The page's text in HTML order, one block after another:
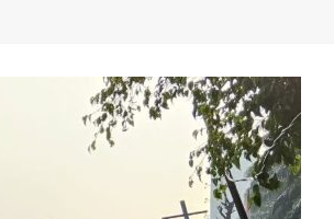
HARAPAN BESAR